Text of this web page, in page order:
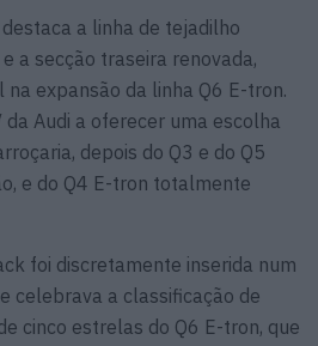
a linha de tejadilho
a secção traseira renovada,
expansão da linha Q6 E-tron.
da Audi a oferecer uma escolha
depois do Q3 e do Q5
e do Q4 E-tron totalmente
foi discretamente inserida num
celebrava a classificação de
cinco estrelas do Q6 E-tron, que